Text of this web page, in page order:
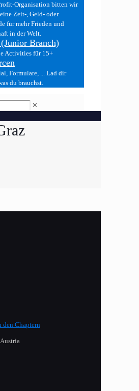
Organisation bitten wir
Zeit-, Geld- oder
für mehr Frieden und
in der Welt.
Branch)
Activities für 15+
Formulare, ... Lad dir
du brauchst.
✕
den Chaptern